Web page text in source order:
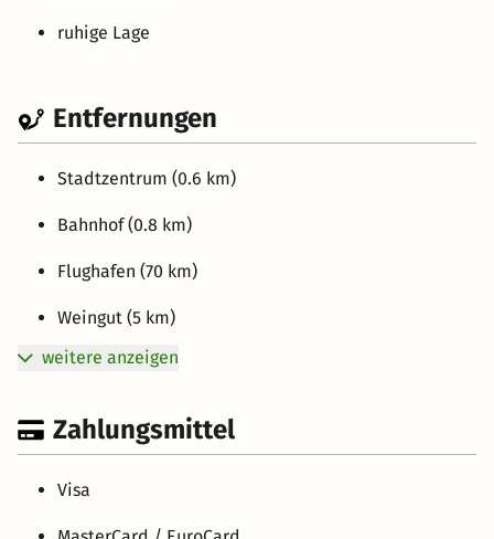
ruhige Lage
Entfernungen
Stadtzentrum (0.6 km)
Bahnhof (0.8 km)
Flughafen (70 km)
Weingut (5 km)
weitere anzeigen
Zahlungsmittel
Visa